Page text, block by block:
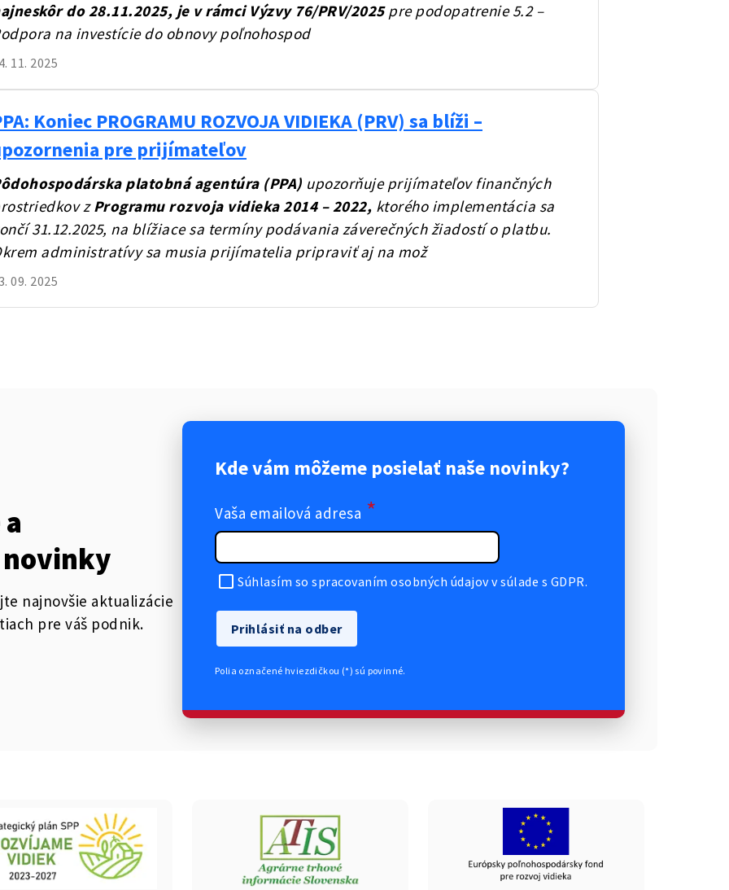
do 28.11.2025, je v rámci Výzvy 76/PRV/2025pre podopatrenie 5.2 –
na investície do obnovy poľnohospod
11. 2025
Koniec PROGRAMU ROZVOJA VIDIEKA (PRV) sa blíži –
pre prijímateľov
platobná agentúra (PPA) upozorňuje prijímateľov finančných
zProgramu rozvoja vidieka 2014 – 2022, ktorého implementácia sa
31.12.2025, na blížiace sa termíny podávania záverečných žiadostí o platbu.
administratívy sa musia prijímatelia pripraviť aj na mož
09. 2025
novinky
najnovšie aktualizácie
pre váš podnik.
Kde vám môžeme posielať naše novinky?
Vaša emailová adresa *
Súhlasím so spracovaním osobných údajov v súlade s GDPR.
Prihlásiť na odber
Polia označené hviezdičkou (*) sú povinné.